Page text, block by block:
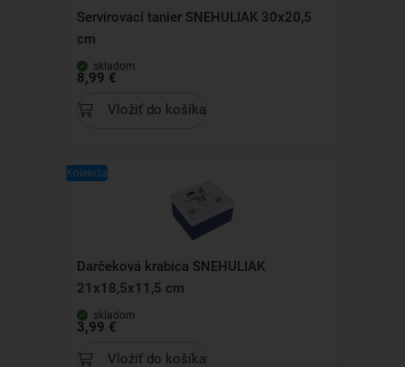
Servírovací tanier SNEHULIAK 30x20,5
cm
skladom
8,99 €
Vložiť do košíka
Kolekcia
Darčeková krabica SNEHULIAK
21x18,5x11,5 cm
skladom
3,99 €
Vložiť do košíka